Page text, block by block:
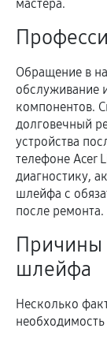
мастера.
Обращение в
обслуживание
компонентов.
долговечный
устройства
телефоне Acer
диагностику,
шлейфа с
после ремонта.
Причины
шлейфа
Несколько